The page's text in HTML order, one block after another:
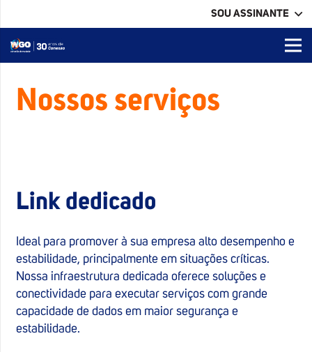
SOU ASSINANTE
Nossos serviços
Link dedicado
Ideal para promover à sua empresa alto desempenho e
estabilidade, principalmente em situações críticas.
Nossa infraestrutura dedicada oferece soluções e
conectividade para executar serviços com grande
capacidade de dados em maior segurança e
estabilidade.